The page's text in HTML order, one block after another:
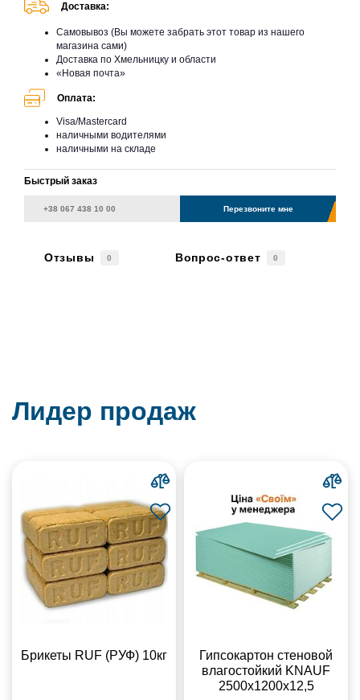
Доставка:
Самовывоз (Вы можете забрать этот товар из нашего
магазина сами)
Доставка по Хмельницку и области
«Новая почта»
Оплата:
Visa/Mastercard
наличными водителями
наличными на складе
Быстрый заказ
Перезвоните мне
Отзывы 0 Вопрос-ответ 0
Лидер продаж
Брикеты RUF (РУФ) 10кг
Гипсокартон стеновой
влагостойкий KNAUF
2500х1200х12,5